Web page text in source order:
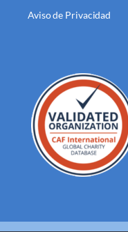
Aviso de Privacidad